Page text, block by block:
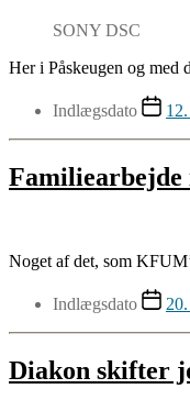
SONY DSC
Her i Påskeugen og med
Indlægsdato
Noget af det, som
Indlægsdato
Diakon skifter